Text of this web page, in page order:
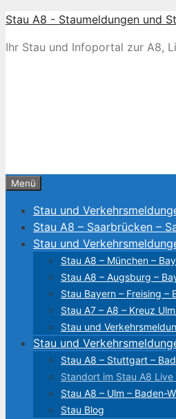
Zum
springen
Stau A8 - Staumeldungen und
Ihr Stau und Infoportal zur A8,
Menü
Stau und
Stau A8 – Saarbrücken –
Stau und
Stau A8 – München –
Stau A8 – Augsburg –
Stau Bayern – Freising –
Stau A7 – A8 – Kreuz
Stau und
Stau und
Stau A8 – Stuttgart –
Standort im Stau A8 Live
Stau A8 – Ulm – Baden-
Stau Blog